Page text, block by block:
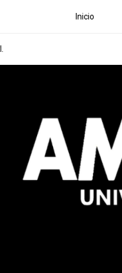
Inicio